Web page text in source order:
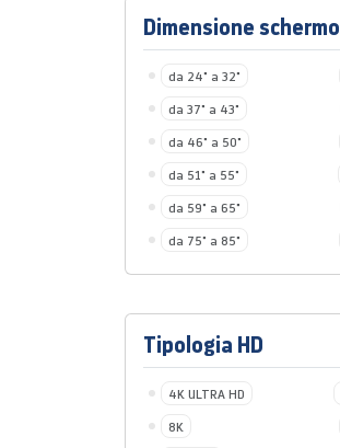
Dimensione schermo
da 24" a 32"
da 37" a 43"
da 46" a 50"
da 51" a 55"
da 59" a 65"
da 75" a 85"
Tipologia HD
4K ULTRA HD
8K